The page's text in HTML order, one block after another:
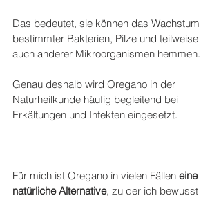
Das bedeutet, sie können das Wachstum
bestimmter Bakterien, Pilze und teilweise
auch anderer Mikroorganismen hemmen.
Genau deshalb wird Oregano in der
Naturheilkunde häufig begleitend bei
Erkältungen und Infekten eingesetzt.
Für mich ist Oregano in vielen Fällen eine
natürliche Alternative, zu der ich bewusst